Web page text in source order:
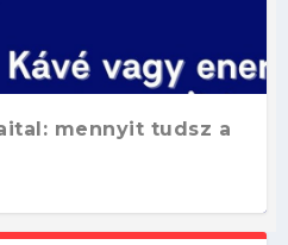
mennyit tudsz a